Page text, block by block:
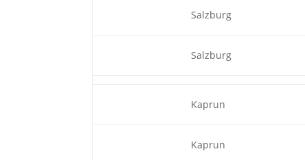
Salzburg
Salzburg
Kaprun
Kaprun